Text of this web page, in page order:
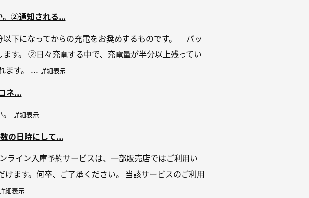
。②通知される...
下になってからの充電をお奨めするものです。 バッ
す。 ②日々充電する中で、充電量が半分以上残ってい
ます。 ... 詳細表示
ネ...
詳細表示
の日時にして...
ライン入庫予約サービスは、一部販売店ではご利用い
ます。何卒、ご了承ください。 当該サービスのご利用
細表示